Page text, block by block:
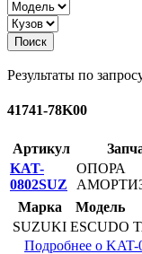
Поиск
Результаты по
41741-78K00
Артикул
KAT-
0802SUZ
ОПОРА
Марка
Модель
SUZUKI ESCUDO
Подробнее о KAT-